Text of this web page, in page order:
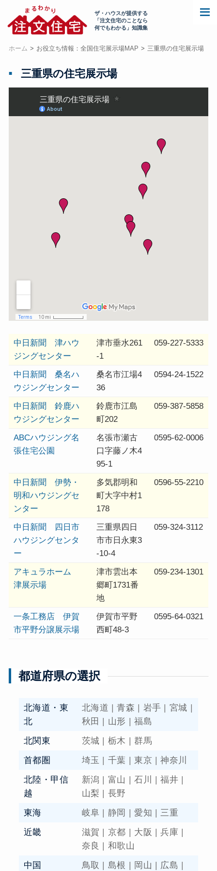
ザ・ハウスが提供する
「注文住宅のことなら
何でもわかる」知識集
ホーム お役立ち情報：全国住宅展示場MAP 三重県の住宅展示場
三重県の住宅展示場
中日新聞 津ハウ
ジングセンター
津市垂水261
-1
059-227-5333
中日新聞 桑名ハ
ウジングセンター
桑名市江場4
36
0594-24-1522
中日新聞 鈴鹿ハ
ウジングセンター
鈴鹿市江島
町202
059-387-5858
ABCハウジング名
張住宅公園
名張市瀬古
口字藤ノ木4
95-1
0595-62-0006
中日新聞 伊勢・
明和ハウジングセ
ンター
多気郡明和
町大字中村1
178
0596-55-2210
中日新聞 四日市
ハウジングセンタ
ー
三重県四日
市市日永東3
-10-4
059-324-3112
アキュラホーム
津展示場
津市雲出本
郷町1731番
地
059-234-1301
一条工務店 伊賀
市平野分譲展示場
伊賀市平野
西町48-3
0595-64-0321
都道府県の選択
北海道・東
北
北海道 |青森 岩手 宮城
秋田
山形
福島
北関東
茨城 栃木
群馬
首都圏
埼玉 千葉 東京 |神奈川
北陸・甲信
越
新潟 富山 石川 |福井
山梨
長野
東海
岐阜 静岡 愛知 |三重
近畿
滋賀 京都 大阪 |兵庫
奈良
和歌山
中国
鳥取 島根 岡山 広島